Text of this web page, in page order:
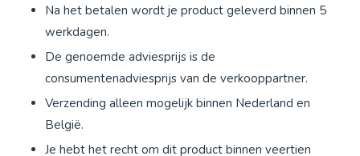
Na het betalen wordt je product geleverd binnen 5
werkdagen.
De genoemde adviesprijs is de
consumentenadviesprijs van de verkooppartner.
Verzending alleen mogelijk binnen Nederland en
België.
Je hebt het recht om dit product binnen veertien